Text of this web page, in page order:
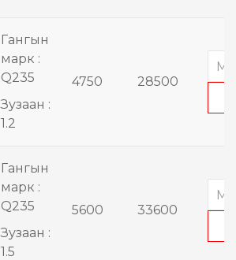
Гангын
марк :
Q235
Зузаан :
1.2
4750 28500
Гангын
марк :
Q235
Зузаан :
1.5
5600 33600